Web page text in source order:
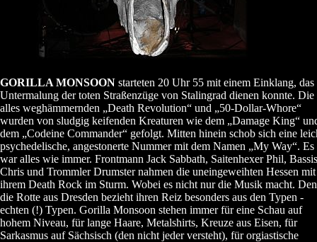
GORILLA MONSOON starteten 20 Uhr 55 mit einem Einklang, das
Untermalung der toten Straßenzüge von Stalingrad dienen konnte. Die
alles weghämmernden „Death Revolution“ und „50-Dollar-Whore“
wurden von sludgig keifenden Kreaturen wie dem „Damage King“
dem „Codeine Commander“ gefolgt. Mitten hinein schob sich eine
psychedelische, angestonerte Nummer mit dem Namen „My Way“. Es
war alles wie immer. Frontmann Jack Sabbath, Saitenhexer Phil,
Chris und Trommler Drumster nahmen die uneingeweihten Hessen mit
ihrem Death Rock im Sturm. Wobei es nicht nur die Musik macht.
die Rotte aus Dresden bezieht ihren Reiz besonders aus den Typen -
echten (!) Typen. Gorilla Monsoon stehen immer für eine Schau auf
hohem Niveau, für lange Haare, Metalshirts, Kreuze aus Eisen, für
Sarkasmus auf Sächsisch (den nicht jeder versteht), für orgiastische